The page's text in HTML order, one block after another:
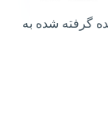
گرفته شده به